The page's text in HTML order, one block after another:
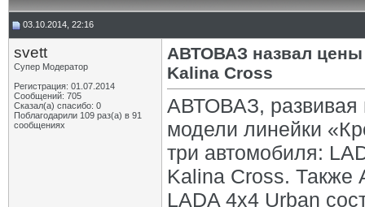
03.10.2014, 22:16
svett
Супер Модератор
Регистрация: 01.07.2014
Сообщений: 705
Сказал(а) спасибо: 0
Поблагодарили 109 раз(а) в 91
сообщениях
АВТОВАЗ назвал цены
Kalina Cross
АВТОВАЗ, развивая
модели линейки
три автомобиля:
Kalina Cross.
LADA 4х4 Urban